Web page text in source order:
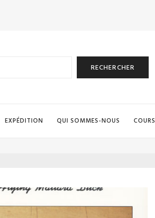
RECHERCHER
EXPÉDITION QUI SOMMES-NOUS COURS